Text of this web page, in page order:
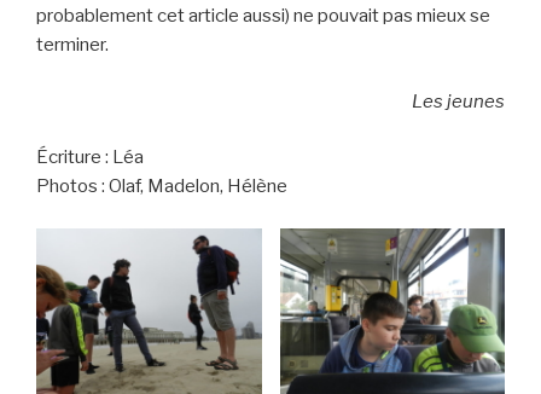
probablement cet article aussi) ne pouvait pas mieux se
terminer.
Les jeunes
Écriture : Léa
Photos : Olaf, Madelon, Hélène